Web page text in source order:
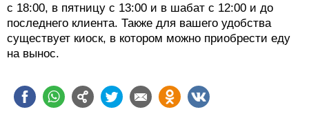
с 18:00, в пятницу с 13:00 и в шабат с 12:00 и до
последнего клиента. Также для вашего удобства
существует киоск, в котором можно приобрести еду
на вынос.